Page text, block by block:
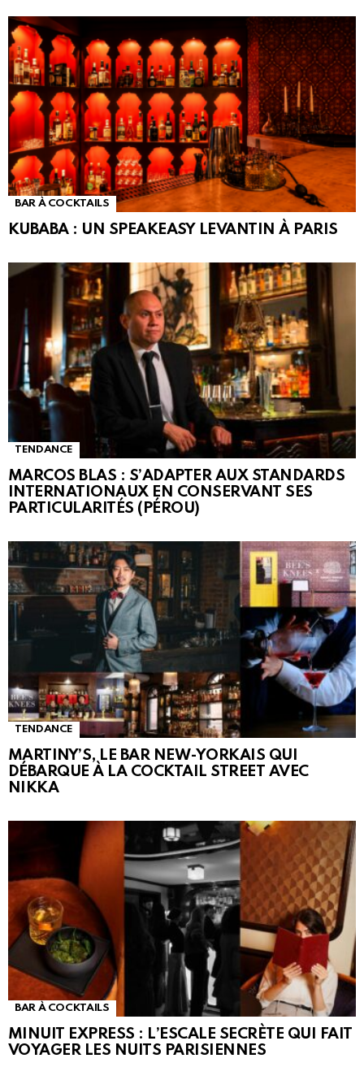
BAR À COCKTAILS
KUBABA : UN SPEAKEASY LEVANTIN À PARIS
TENDANCE
MARCOS BLAS : S’ADAPTER AUX STANDARDS
INTERNATIONAUX EN CONSERVANT SES
PARTICULARITÉS (PÉROU)
TENDANCE
MARTINY’S, LE BAR NEW-YORKAIS QUI
DÉBARQUE À LA COCKTAIL STREET AVEC
NIKKA
BAR À COCKTAILS
MINUIT EXPRESS : L’ESCALE SECRÈTE QUI FAIT
VOYAGER LES NUITS PARISIENNES